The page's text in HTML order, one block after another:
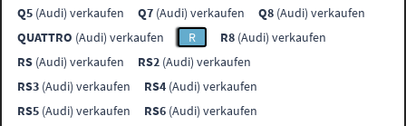
Q5 (Audi) verkaufen Q7 (Audi) verkaufen Q8 (Audi) verkaufen
QUATTRO (Audi) verkaufen R R8 (Audi) verkaufen
RS (Audi) verkaufen RS2 (Audi) verkaufen
RS3 (Audi) verkaufen RS4 (Audi) verkaufen
RS5 (Audi) verkaufen RS6 (Audi) verkaufen